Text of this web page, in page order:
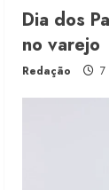
Dia dos
no varejo
Redação 7